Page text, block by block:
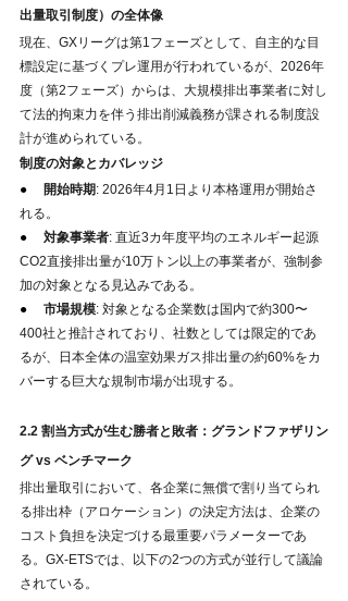
出量取引制度）の全体像
現在、GXリーグは第1フェーズとして、自主的な目
標設定に基づくプレ運用が行われているが、2026年
度（第2フェーズ）からは、大規模排出事業者に対し
て法的拘束力を伴う排出削減義務が課される制度設
計が進められている。
制度の対象とカバレッジ
● 開始時期: 2026年4月1日より本格運用が開始さ
れる。
● 対象事業者: 直近3カ年度平均のエネルギー起源
CO2直接排出量が10万トン以上の事業者が、強制参
加の対象となる見込みである。
● 市場規模: 対象となる企業数は国内で約300〜
400社と推計されており、社数としては限定的であ
るが、日本全体の温室効果ガス排出量の約60%をカ
バーする巨大な規制市場が出現する。
2.2 割当方式が生む勝者と敗者：グランドファザリン
グ vs ベンチマーク
排出量取引において、各企業に無償で割り当てられ
る排出枠（アロケーション）の決定方法は、企業の
コスト負担を決定づける最重要パラメーターであ
る。GX-ETSでは、以下の2つの方式が並行して議論
されている。